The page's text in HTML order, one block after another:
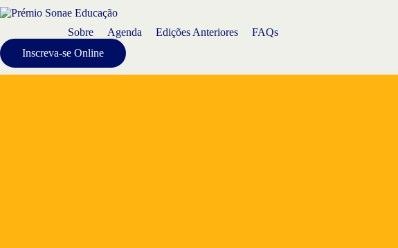
Sobre Agenda Edições Anteriores
FAQs
Inscreva-se Online